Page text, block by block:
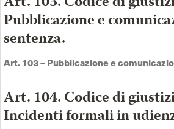
Pubblicazione e
sentenza.
Art.103 –Pubblicazione e
Art. 104. Codice di
Incidenti formali in